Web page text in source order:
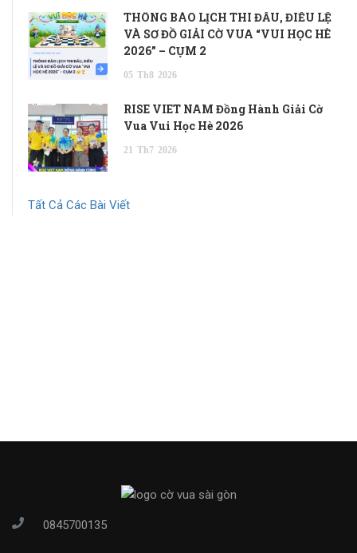
THÔNG BÁO LỊCH THI ĐẤU, ĐIỀU LỆ
VÀ SƠ ĐỒ GIẢI CỜ VUA “VUI HỌC HÈ
2026” – CỤM 2
05 Th8 2026
RISE VIET NAM Đồng Hành Giải Cờ
Vua Vui Học Hè 2026
21 Th7 2026
Tất Cả Các Bài Viết
0845700135